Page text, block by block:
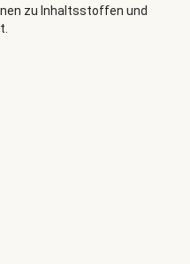
zu Inhaltsstoffen und